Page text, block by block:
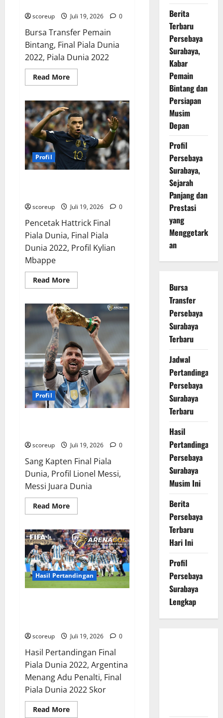
scoreup Juli 19, 2026 0
Bursa Transfer Pemain
Bintang, Final Piala Dunia
2022, Piala Dunia 2022
Read MoreRead
more
Transfer
Pemain
Bintang
Final
Piala
Dunia
2022
Setelah
Final
Profil
scoreup Juli 19, 2026 0
Pencetak Hattrick Final
Piala Dunia, Final Piala
Dunia 2022, Profil Kylian
Mbappe
Read MoreRead
more
Kylian
Mbappe
Pencetak
Hattrick
Piala
Dunia
2022
Profil
scoreup Juli 19, 2026 0
Sang Kapten Final Piala
Dunia, Profil Lionel Messi,
Messi Juara Dunia
Read MoreRead
more
Lionel
Messi
Sang
Kapten
Final
Piala
Dunia
2022
Hasil Pertandingan
scoreup Juli 19, 2026 0
Hasil Pertandingan Final
Piala Dunia 2022, Argentina
Menang Adu Penalti, Final
Piala Dunia 2022 Skor
Read MoreRead
more
Berita
Terbaru
Persebaya
Surabaya,
Kabar
Pemain
Bintang dan
Persiapan
Musim
Depan
Profil
Persebaya
Surabaya,
Sejarah
Panjang dan
Prestasi
yang
Menggetark
an
Bursa
Transfer
Persebaya
Surabaya
Terbaru
Jadwal
Pertandingan
Persebaya
Surabaya
Terbaru
Hasil
Pertandingan
Persebaya
Surabaya
Musim Ini
Berita
Persebaya
Terbaru
Hari Ini
Profil
Persebaya
Surabaya
Lengkap